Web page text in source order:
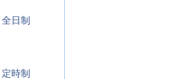
全日制
定時制